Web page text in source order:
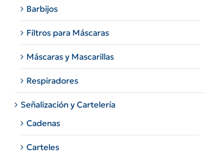
Barbijos
Filtros para Máscaras
Máscaras y Mascarillas
Respiradores
Señalización y Cartelería
Cadenas
Carteles